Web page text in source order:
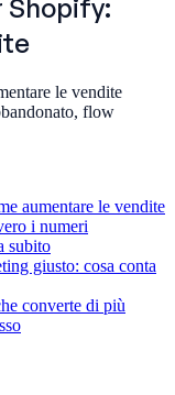
Shopify:
le vendite
flow
aumentare le vendite
i numeri
subito
giusto: cosa conta
converte di più